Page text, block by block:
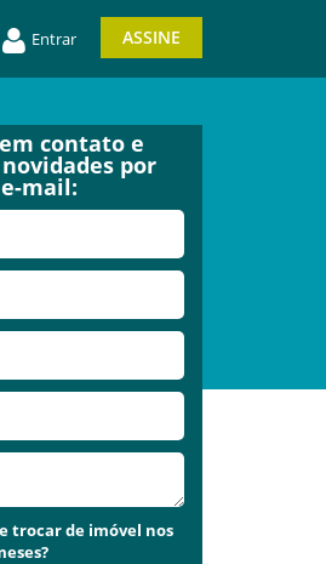
Entrar ASSINE
contato e
por
e-mail:
trocar de imóvel nos